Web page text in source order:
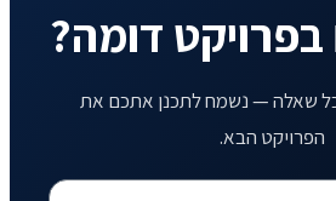
בפרויקט דומה?
שאלה — נשמח לתכנן אתכם את
הפרויקט הבא.